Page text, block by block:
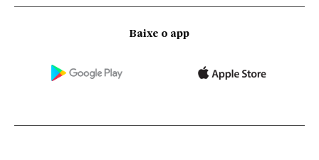
Baixe o app